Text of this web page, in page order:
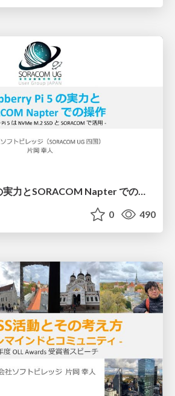
Raspberry Pi 5 の実力と SORACOM Napter での操作
0 490